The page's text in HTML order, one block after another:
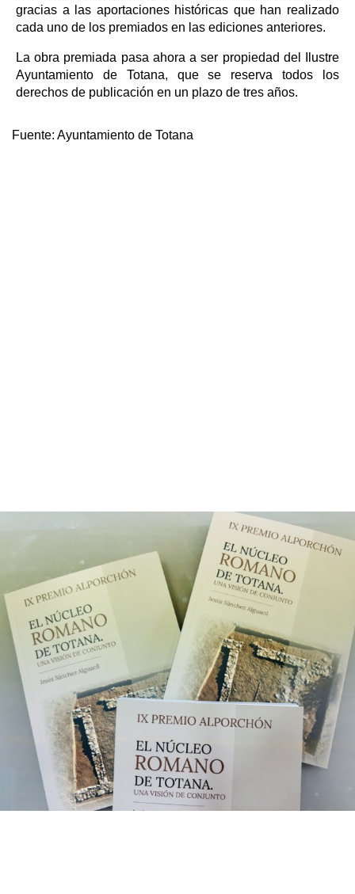
gracias a las aportaciones históricas que han realizado
cada uno de los premiados en las ediciones anteriores.
La obra premiada pasa ahora a ser propiedad del Ilustre
Ayuntamiento de Totana, que se reserva todos los
derechos de publicación en un plazo de tres años.
Fuente: Ayuntamiento de Totana